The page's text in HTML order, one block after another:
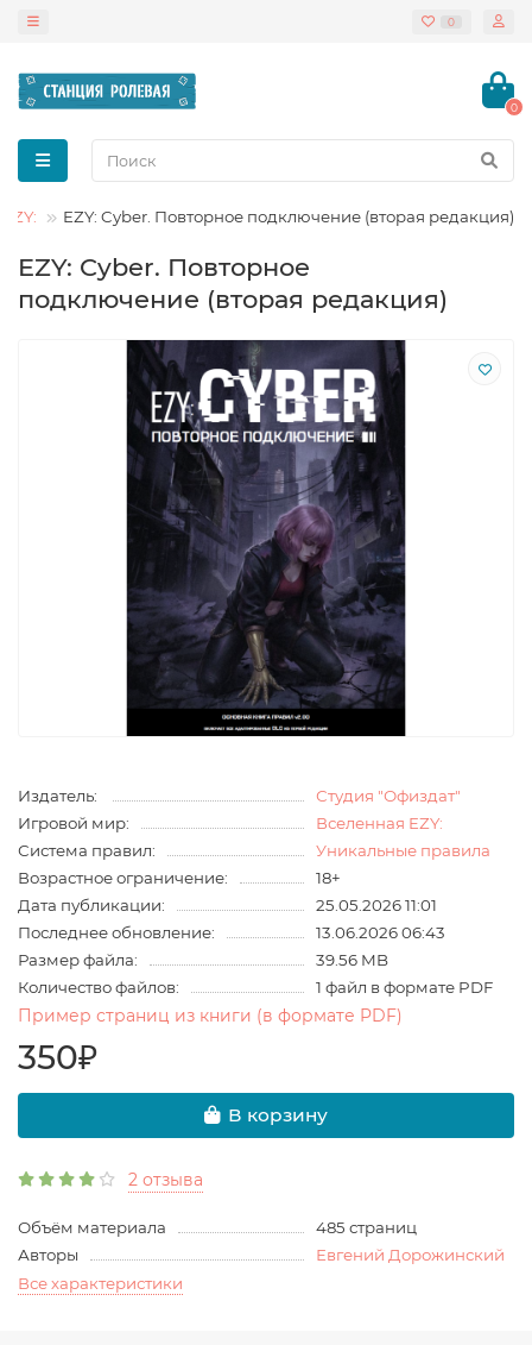
0
0
EZY: Cyber. Повторное подключение (вторая редакция)
EZY: Cyber. Повторное
подключение (вторая редакция)
Издатель:
Студия "Офиздат"
Игровой мир:
Вселенная EZY:
Система правил:
Уникальные правила
Возрастное ограничение:
18+
Дата публикации:
25.05.2026 11:01
Последнее обновление:
13.06.2026 06:43
Размер файла:
39.56 MB
Количество файлов:
1 файл в формате PDF
Пример страниц из книги (в формате PDF)
350₽
В корзину
2 отзыва
Объём материала
485 страниц
Авторы
Евгений Дорожинский
Все характеристики